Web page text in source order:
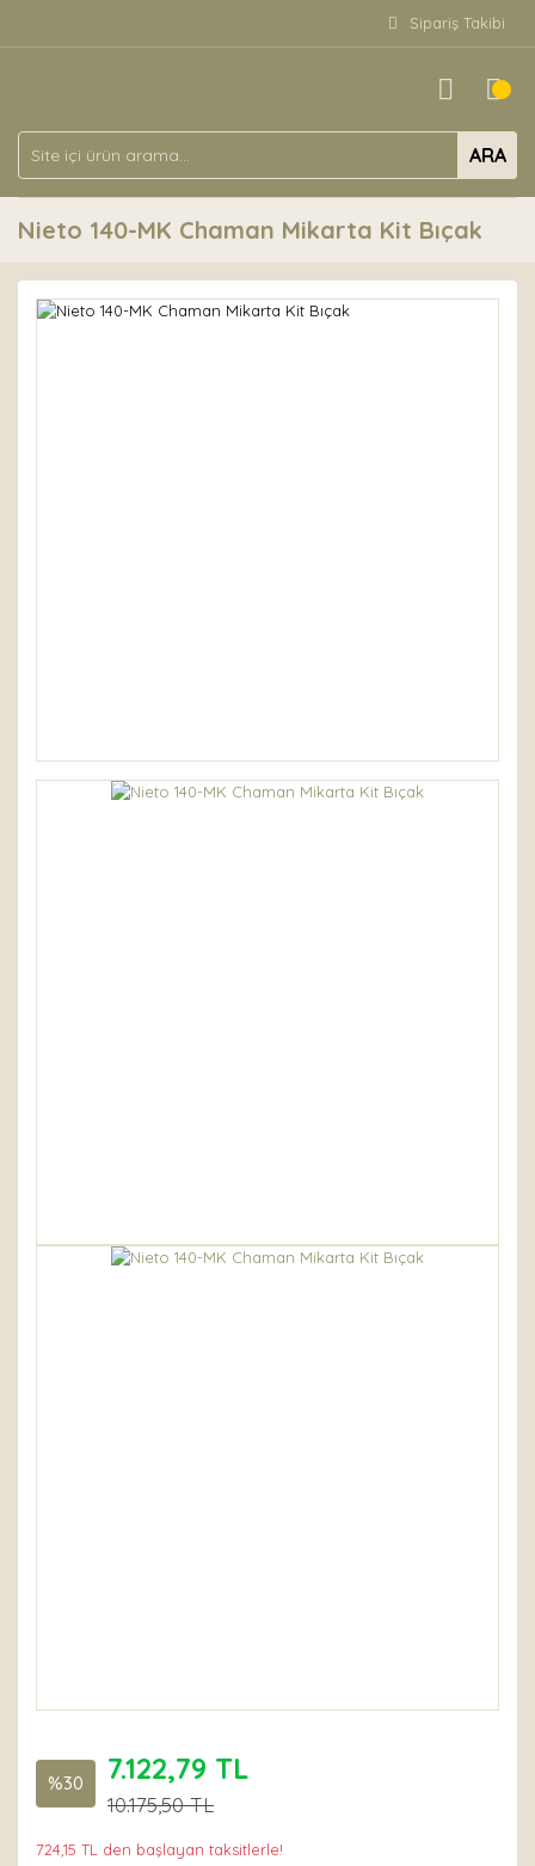
Sipariş Takibi
ARA
Nieto 140-MK Chaman Mikarta Kit Bıçak
%30 7.122,79 TL
10.175,50 TL
724,15 TL den başlayan taksitlerle!